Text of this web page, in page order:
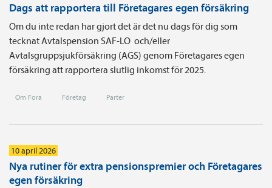
Dags att rapportera till Företagares egen försäkring
Om du inte redan har gjort det är det nu dags för dig som
tecknat Avtals­pension SAF-LO och/eller
Avtalsgruppsjukförsäkring (AGS) genom Företagares egen
försäkring att rapportera slutlig inkomst för 2025.
Om Fora Företag Parter
10 april 2026
Nya rutiner för extra pensionspremier och Företagares
egen försäkring